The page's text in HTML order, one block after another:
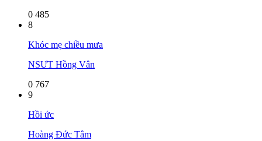
0 485
8
Khóc mẹ chiều mưa
NSƯT Hồng Vân
0 767
9
Hồi ức
Hoàng Đức Tâm